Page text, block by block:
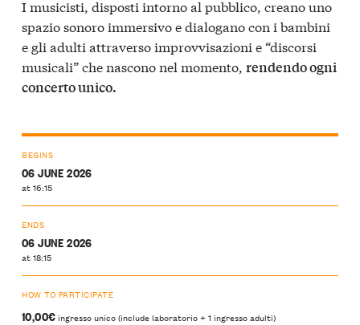
I musicisti, disposti intorno al pubblico, creano uno
spazio sonoro immersivo e dialogano con i bambini
e gli adulti attraverso improvvisazioni e “discorsi
musicali” che nascono nel momento, rendendo ogni
concerto unico.
BEGINS
06 JUNE 2026
at 16:15
ENDS
06 JUNE 2026
at 18:15
HOW TO PARTICIPATE
10,00€ingresso unico (include laboratorio + 1 ingresso adulti)